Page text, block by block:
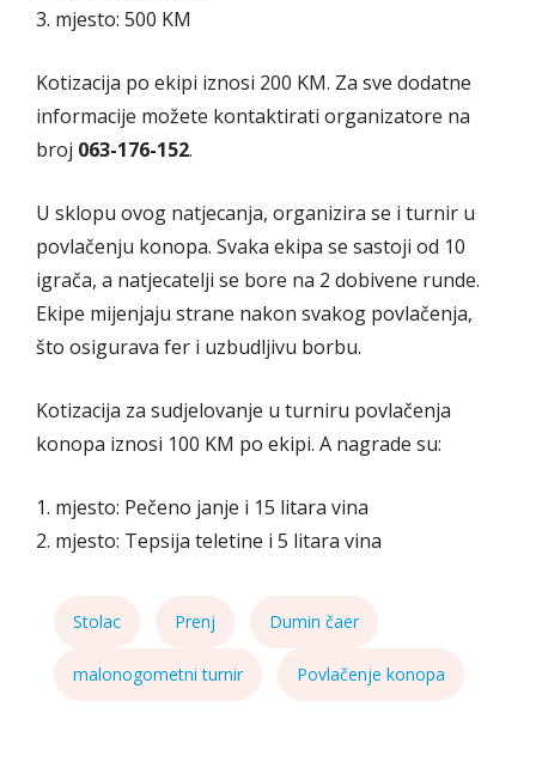
3. mjesto: 500 KM
Kotizacija po ekipi iznosi 200 KM. Za sve dodatne
informacije možete kontaktirati organizatore na
broj 063-176-152.
U sklopu ovog natjecanja, organizira se i turnir u
povlačenju konopa. Svaka ekipa se sastoji od 10
igrača, a natjecatelji se bore na 2 dobivene runde.
Ekipe mijenjaju strane nakon svakog povlačenja,
što osigurava fer i uzbudljivu borbu.
Kotizacija za sudjelovanje u turniru povlačenja
konopa iznosi 100 KM po ekipi. A nagrade su:
1. mjesto: Pečeno janje i 15 litara vina
2. mjesto: Tepsija teletine i 5 litara vina
Stolac Prenj Dumin čaer
malonogometni turnir Povlačenje konopa